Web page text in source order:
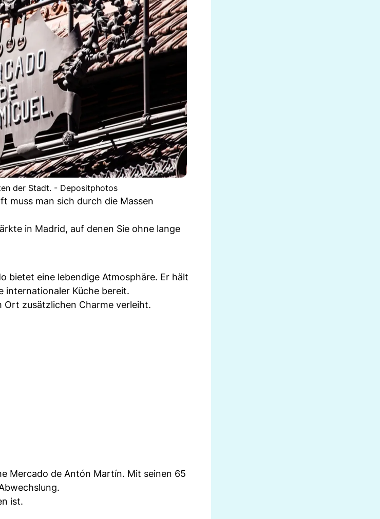
der Stadt. - Depositphotos
muss man sich durch die Massen
in Madrid, auf denen Sie ohne lange
bietet eine lebendige Atmosphäre. Er hält
internationaler Küche bereit.
Ort zusätzlichen Charme verleiht.
Mercado de Antón Martín. Mit seinen 65
ist.